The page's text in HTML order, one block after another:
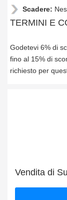
Scadere:
TERMINI E
Godetevi 6% di
fino al 15% di
richiesto per